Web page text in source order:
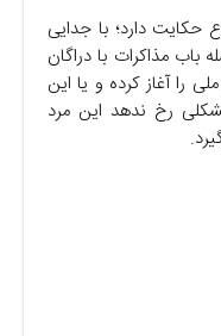
حکایت دارد؛ با جدایی
باب مذاکرات با دراگان
را آغاز کرده و یا این
رخ ندهد این مرد